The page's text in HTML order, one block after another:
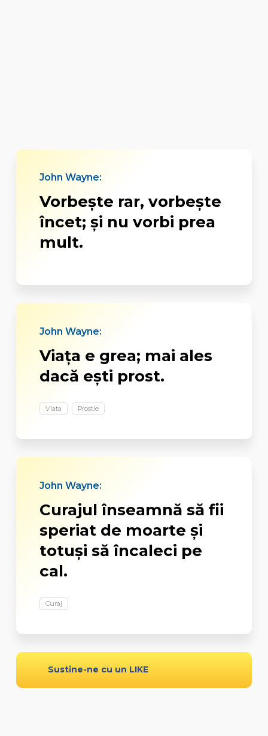
John Wayne:
Vorbeşte rar, vorbeşte
încet; şi nu vorbi prea
mult.
John Wayne:
Viața e grea; mai ales
dacă ești prost.
Viata Prostie
John Wayne:
Curajul înseamnă să fii
speriat de moarte şi
totuşi să încaleci pe
cal.
Curaj
Sustine-ne cu un LIKE